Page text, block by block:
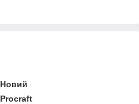
Новий
Procraft